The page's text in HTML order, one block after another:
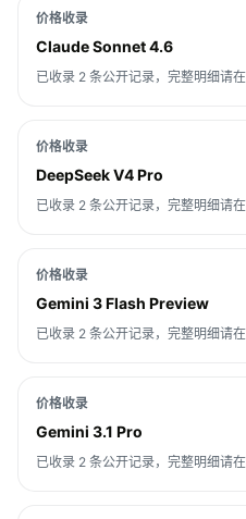
价格收录
Claude Sonnet 4.6
已收录 2 条公开记录，完整明细请在
价格收录
DeepSeek V4 Pro
已收录 2 条公开记录，完整明细请在
价格收录
Gemini 3 Flash Preview
已收录 2 条公开记录，完整明细请在
价格收录
Gemini 3.1 Pro
已收录 2 条公开记录，完整明细请在